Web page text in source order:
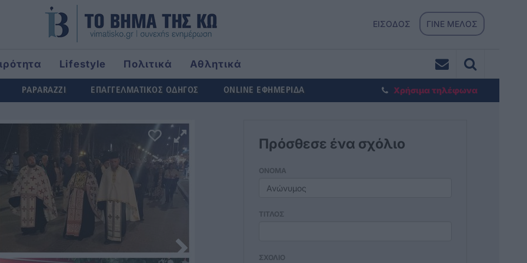
ΕΙΣΟΔΟΣ ΓΙΝΕ ΜΕΛΟΣ
Lifestyle Πολιτικά
Αθλητικά
PAPARAZZI ΕΠΑΓΓΕΛΜΑΤΙΚΟΣ ΟΔΗΓΟΣ ONLINE ΕΦΗΜΕΡΙΔΑ Χρήσιμα τηλέφωνα
Πρόσθεσε ένα σχόλιο
ΟΝΟΜΑ
ΤΙΤΛΟΣ
ΣΧΟΛΙΟ